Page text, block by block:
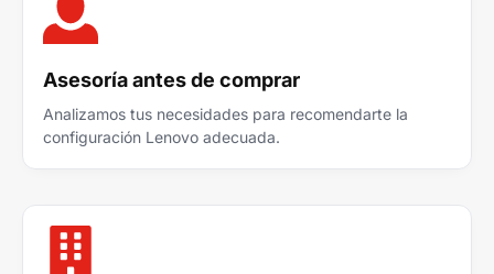
Asesoría antes de comprar
Analizamos tus necesidades para recomendarte la
configuración Lenovo adecuada.